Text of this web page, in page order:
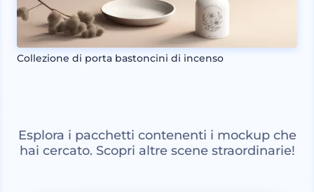
Collezione di porta bastoncini di incenso
Esplora i pacchetti contenenti i mockup che
hai cercato. Scopri altre scene straordinarie!